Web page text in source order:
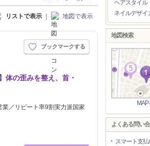
リストで表示 ｜ 地図で表示
ブックマークする
体の歪みを整え、首・
／リピート率9割実力派国家
ヘアスタイル
ネイルデザイ
地図検索
よくある問い
スマート支